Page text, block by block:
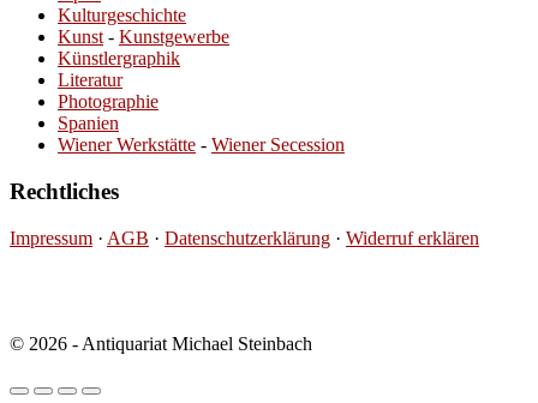
Kulturgeschichte
Kunst - Kunstgewerbe
Künstlergraphik
Literatur
Photographie
Spanien
Wiener Werkstätte - Wiener Secession
Rechtliches
Impressum · AGB · Datenschutzerklärung · Widerruf erklären
© 2026 - Antiquariat Michael Steinbach